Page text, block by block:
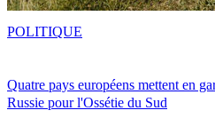
Quatre pays européens mettent en
Russie pour l'Ossétie du Sud
POLITIQUE